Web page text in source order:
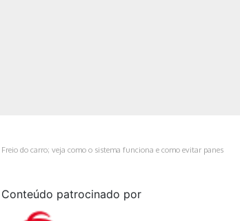
Freio do carro; veja como o sistema funciona e como evitar panes
Conteúdo patrocinado por